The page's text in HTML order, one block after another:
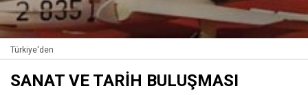
Türkiye'den
SANAT VE TARİH BULUŞMASI